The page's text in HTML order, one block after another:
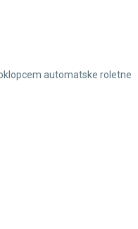
automatske roletne